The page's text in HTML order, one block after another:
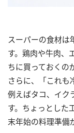
スーパーの食材は
す。鶏肉や牛肉、
ちに買っておくの
さらに、「これ
例えばタコ、イク
す。ちょっとした
末年始の料理準備